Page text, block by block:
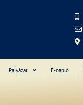
Pályázat E-napló